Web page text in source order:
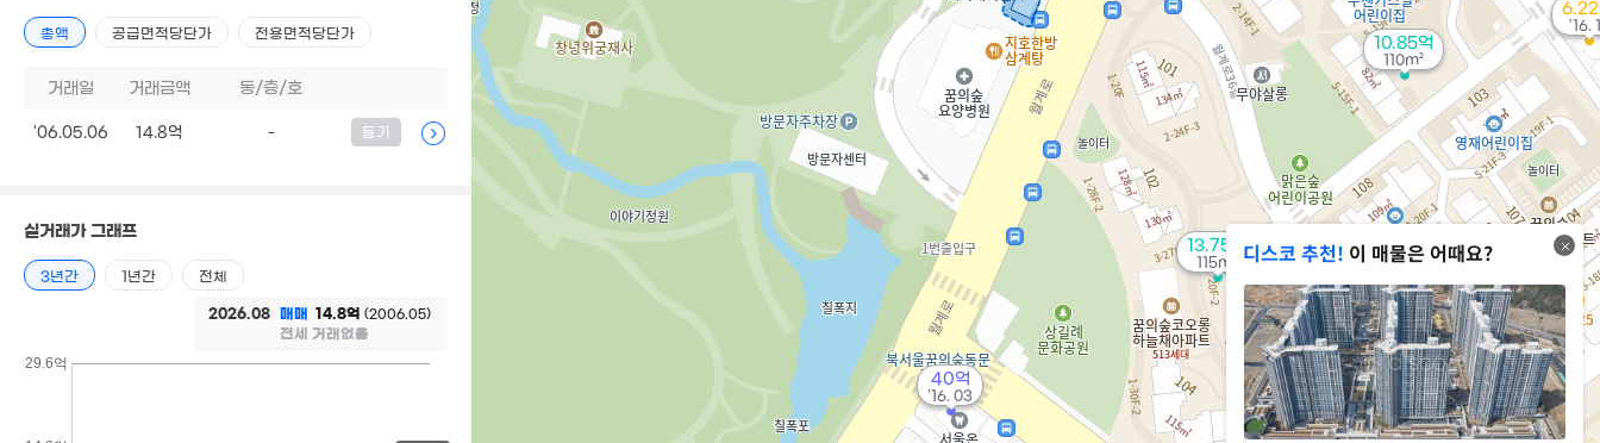
13.75억
115m²
10.85억
110m²
6.22
'16.
40억
'16. 03
디스코 추천! 이 매물은 어때요?
총액 공급면적당단가 전용면적당단가
거래일 거래금액 동/층/호
'06.05.06 14.8억 - 등기
실거래가 그래프
3년간 1년간 전체
2026.08 매매 14.8억 (2006.05)
전세 거래없음
29.6억